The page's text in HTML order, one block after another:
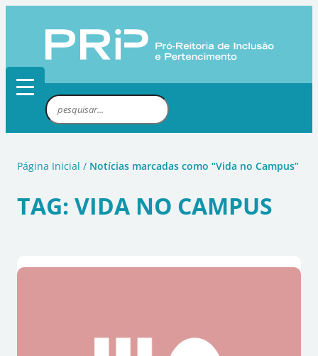
conteúdo
P
e
s
u
s
Página Inicial / Notícias marcadas como “Vida no Campus”
TAG: VIDA NO CAMPUS